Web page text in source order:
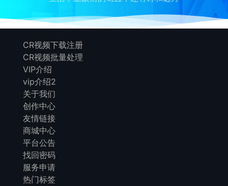
CR视频下载注册
CR视频批量处理
VIP介绍
vip介绍2
关于我们
创作中心
友情链接
商城中心
平台公告
找回密码
服务申请
热门标签